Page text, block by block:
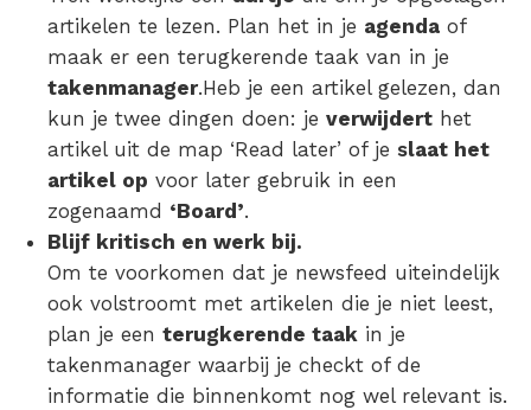
artikelen te lezen. Plan het in je agenda of
maak er een terugkerende taak van in je
takenmanager.Heb je een artikel gelezen, dan
kun je twee dingen doen: je verwijdert het
artikel uit de map ‘Read later’ of je slaat het
artikel op voor later gebruik in een
zogenaamd ‘Board’.
Blijf kritisch en werk bij.
Om te voorkomen dat je newsfeed uiteindelijk
ook volstroomt met artikelen die je niet leest,
plan je een terugkerende taak in je
takenmanager waarbij je checkt of de
informatie die binnenkomt nog wel relevant is.